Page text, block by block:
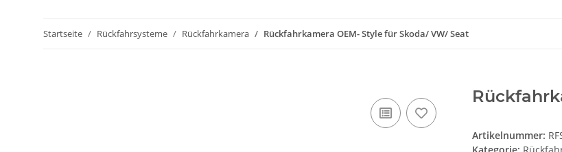
Startseite Rückfahrsysteme Rückfahrkamera Rückfahrkamera OEM- Style für Skoda/ VW/ Seat
Artikelnummer: